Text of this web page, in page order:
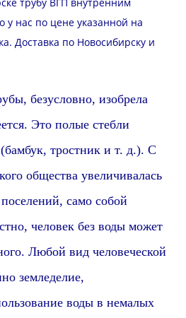
нас по цене указанной на
.Доставка по Новосибирску и
безусловно, изобрела
. Это полые стебли
тростник и т. д.). С
общества увеличивалась
поселений,само собой
человек без воды может
Любой вид человеческой
земледелие,
воды в немалых